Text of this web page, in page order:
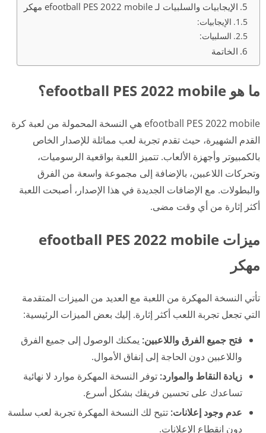
الإيجابيات والسلبيات لـ efootball PES 2022 mobile مهكر
الإيجابيات:
السلبيات:
الخاتمة
ما هو efootball PES 2022 mobile؟
efootball PES 2022 mobile هي النسخة المحمولة من لعبة كرة
القدم الشهيرة، حيث تقدم تجربة لعب مماثلة للإصدار الخاص
بالكمبيوتر وأجهزة الألعاب. تتميز اللعبة بواقعية الرسوميات،
وتحركات اللاعبين، بالإضافة إلى مجموعة واسعة من الفرق
والبطولات. مع الإضافات الجديدة في هذا الإصدار، أصبحت اللعبة
أكثر إثارة من أي وقت مضى.
ميزات efootball PES 2022 mobile
مهكر
تأتي النسخة المهكرة من اللعبة مع العديد من الميزات المتقدمة
التي تجعل تجربة اللعب أكثر إثارة. إليك بعض الميزات الرئيسية:
فتح جميع الفرق واللاعبين: يمكنك الوصول إلى جميع الفرق
واللاعبين دون الحاجة إلى إنفاق الأموال.
زيادة النقاط والموارد: توفر النسخة المهكرة موارد لا نهائية
تساعدك على تحسين فريقك بشكل أسرع.
عدم وجود إعلانات: تتيح لك النسخة المهكرة تجربة لعب سلسة
دون انقطاع الإعلانات.